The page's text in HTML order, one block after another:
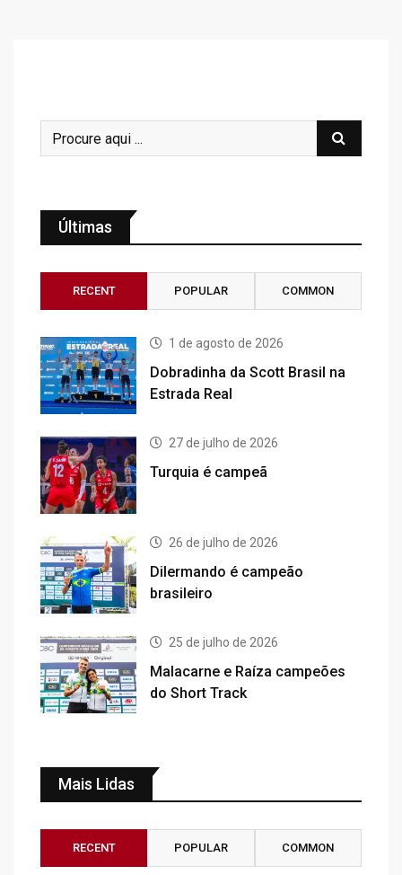
Últimas
RECENT POPULAR COMMON
1 de agosto de 2026
Dobradinha da Scott Brasil na
Estrada Real
27 de julho de 2026
Turquia é campeã
26 de julho de 2026
Dilermando é campeão
brasileiro
25 de julho de 2026
Malacarne e Raíza campeões
do Short Track
Mais Lidas
RECENT POPULAR COMMON